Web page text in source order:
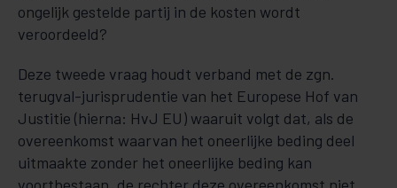
ongelijk gestelde partij in de kosten wordt
veroordeeld?
Deze tweede vraag houdt verband met de zgn.
terugval-jurisprudentie van het Europese Hof van
Justitie (hierna: HvJ EU) waaruit volgt dat, als de
overeenkomst waarvan het oneerlijke beding deel
uitmaakte zonder het oneerlijke beding kan